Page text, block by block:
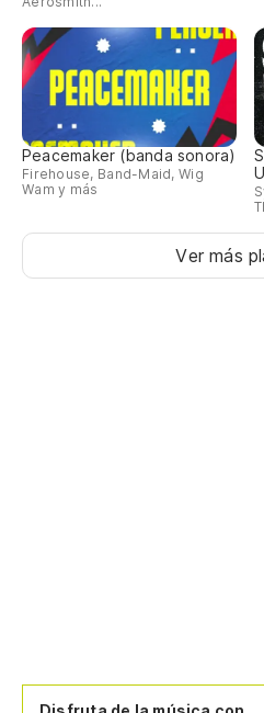
Peacemaker (banda sonora)
Firehouse, Band-Maid, Wig
Wam y más
Ver más